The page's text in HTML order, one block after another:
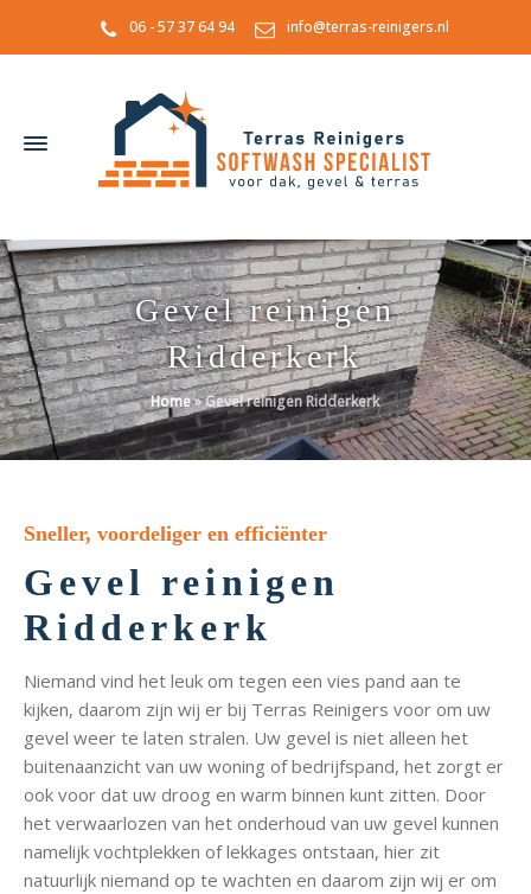
06 - 57 37 64 94 info@terras-reinigers.nl
Gevel reinigen
Ridderkerk
Home»Gevel reinigen Ridderkerk
Sneller, voordeliger en efficiënter
Gevel reinigen
Ridderkerk
Niemand vind het leuk om tegen een vies pand aan te
kijken, daarom zijn wij er bij Terras Reinigers voor om uw
gevel weer te laten stralen. Uw gevel is niet alleen het
buitenaanzicht van uw woning of bedrijfspand, het zorgt er
ook voor dat uw droog en warm binnen kunt zitten. Door
het verwaarlozen van het onderhoud van uw gevel kunnen
namelijk vochtplekken of lekkages ontstaan, hier zit
natuurlijk niemand op te wachten en daarom zijn wij er om